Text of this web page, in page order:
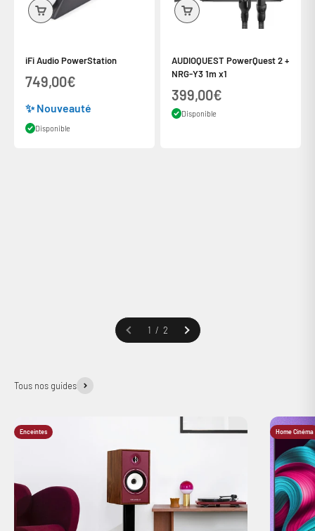
iFi Audio PowerStation
Prix de vente
749,00€
✨ Nouveauté
Disponible
AUDIOQUEST PowerQuest 2 +
NRG-Y3 1m x1
Prix de vente
399,00€
Disponible
1 / 2
Tous nos guides
Enceintes Home Cinéma
Connexion requise
votre liste de souhaits et afficher vos articles précédemment
Se connecter